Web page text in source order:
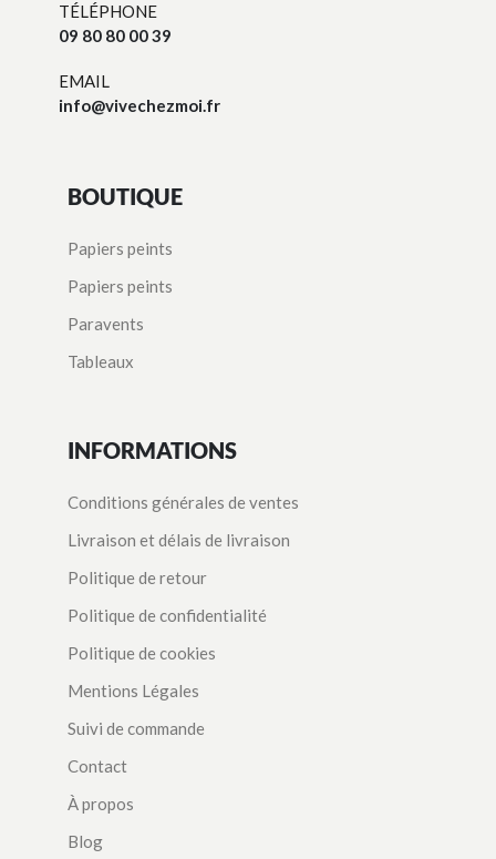
TÉLÉPHONE
09 80 80 00 39
EMAIL
info@vivechezmoi.fr
BOUTIQUE
Papiers peints
Papiers peints
Paravents
Tableaux
INFORMATIONS
Conditions générales de ventes
Livraison et délais de livraison
Politique de retour
Politique de confidentialité
Politique de cookies
Mentions Légales
Suivi de commande
Contact
À propos
Blog